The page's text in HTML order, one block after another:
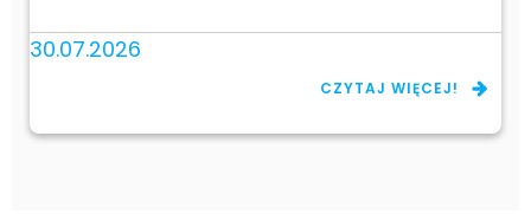
30.07.2026
CZYTAJ WIĘCEJ!